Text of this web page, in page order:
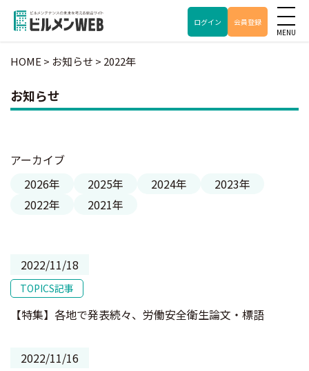
ログイン 会員登録
HOME > お知らせ > 2022年
お知らせ
アーカイブ
2026年
2025年 2024年
2023年
2022年
2021年
2022/11/18
TOPICS記事
【特集】各地で発表続々、労働安全衛生論文・標語
2022/11/16